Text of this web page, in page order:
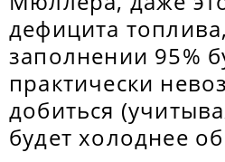
дефицита
заполнении 95%
практически
добиться
будет холоднее